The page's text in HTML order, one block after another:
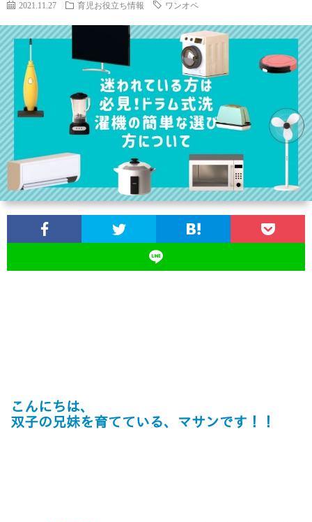
ス
ツ
イ
ン
ズ
の
2021.11.27 育児お役立ち情報 ワンオペ